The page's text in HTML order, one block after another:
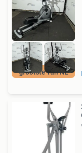
grootste van NL